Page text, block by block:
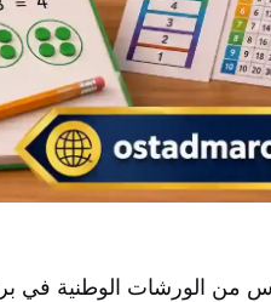
من الورشات الوطنية في